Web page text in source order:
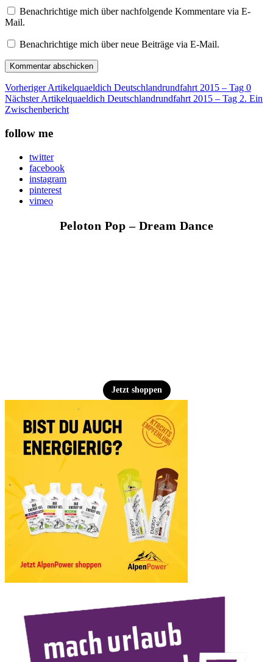
Benachrichtige mich über nachfolgende Kommentare via E-
Mail.
Benachrichtige mich über neue Beiträge via E-Mail.
Vorheriger Artikelquaeldich Deutschlandrundfahrt 2015 – Tag 0
Nächster Artikelquaeldich Deutschlandrundfahrt 2015 – Tag 2. Ein
Zwischenbericht
follow me
twitter
facebook
instagram
pinterest
vimeo
Peloton Pop – Dream Dance
Jetzt shoppen